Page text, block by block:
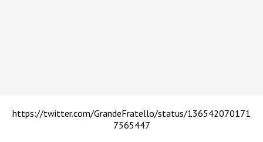
https://twitter.com/GrandeFratello/status/136542070171
7565447